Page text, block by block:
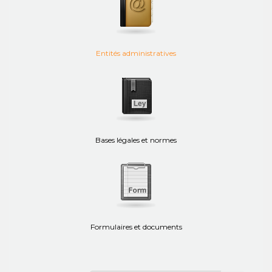
Entités administratives
Bases légales et normes
Formulaires et documents